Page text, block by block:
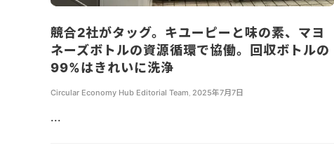
競合2社がタッグ。キユーピーと味の素、マヨ
ネーズボトルの資源循環で協働。回収ボトルの
99%はきれいに洗浄
Circular Economy Hub Editorial Team 2025年7月7日
...